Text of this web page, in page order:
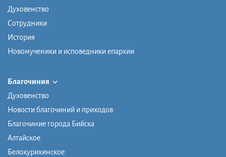
Духовенство
Сотрудники
История
Новомученики и исповедники епархии
Благочиния
Духовенство
Новости благочиний и приходов
Благочиние города Бийска
Алтайское
Белокурихинское